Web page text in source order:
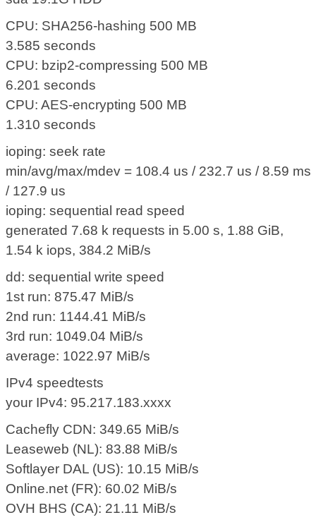
CPU: SHA256-hashing 500 MB
3.585 seconds
CPU: bzip2-compressing 500 MB
6.201 seconds
CPU: AES-encrypting 500 MB
1.310 seconds
ioping: seek rate
min/avg/max/mdev = 108.4 us / 232.7 us / 8.59 ms
/ 127.9 us
ioping: sequential read speed
generated 7.68 k requests in 5.00 s, 1.88 GiB,
1.54 k iops, 384.2 MiB/s
dd: sequential write speed
1st run: 875.47 MiB/s
2nd run: 1144.41 MiB/s
3rd run: 1049.04 MiB/s
average: 1022.97 MiB/s
IPv4 speedtests
your IPv4: 95.217.183.xxxx
Cachefly CDN: 349.65 MiB/s
Leaseweb (NL): 83.88 MiB/s
Softlayer DAL (US): 10.15 MiB/s
Online.net (FR): 60.02 MiB/s
OVH BHS (CA): 21.11 MiB/s